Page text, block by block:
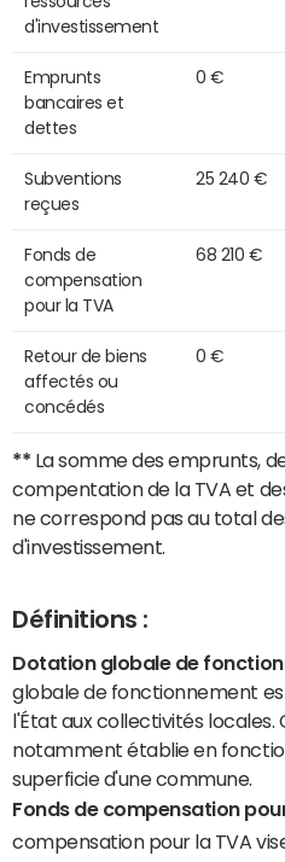
d'investissement
Emprunts
bancaires et
dettes
0 €
Subventions
reçues
25 240 €
Fonds de
compensation
pour la TVA
68 210 €
Retour de biens
affectés ou
concédés
0 €
** La somme des emprunts,
compentation de la TVA et
ne correspond pas au total
d'investissement.
Définitions :
Dotation globale de
globale de fonctionnement
l'État aux collectivités
notamment établie en
superficie d'une commune.
Fonds de compensation
compensation pour la TVA